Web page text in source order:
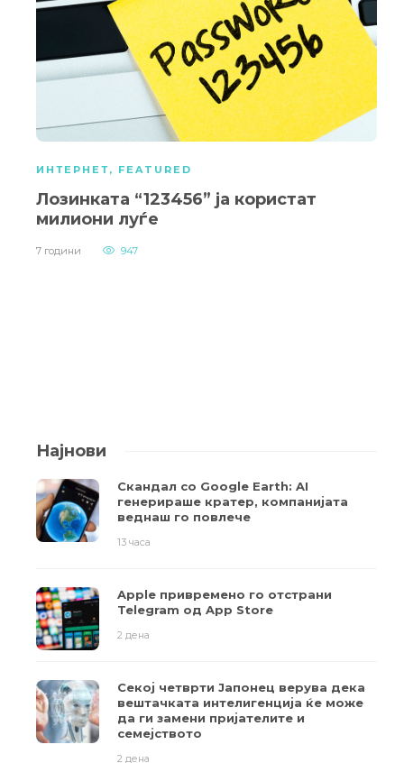
ИНТЕРНЕТ, FEATURED
Лозинката “123456” ја користат
милиони луѓе
7 години 947
Најнови
Скандал со Google Earth: AI
генерираше кратер, компанијата
веднаш го повлече
13 часа
Apple привремено го отстрани
Telegram од App Store
2 дена
Секој четврти Јапонец верува дека
вештачката интелигенција ќе може
да ги замени пријателите и
семејството
2 дена